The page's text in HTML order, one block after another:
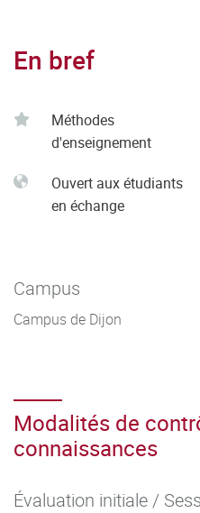
En bref
Méthodes
d'enseignement
Ouvert aux étudiants
en échange
Campus
Campus de Dijon
Modalités de
connaissances
Évaluation initiale /